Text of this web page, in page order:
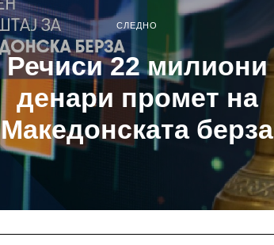
СЛЕДНО
Речиси 22 милиони
денари промет на
Македонската берза